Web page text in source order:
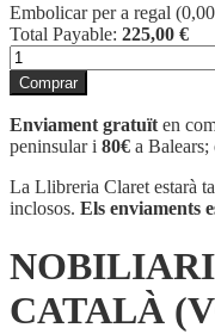
Embolicar per a regal (0,00
Total Payable: 225,00 €
quantitat
de
NOBILIARI
GENERAL
CATALÀ
(VOLUM
2-
B)
Comprar
Enviament gratuït en
peninsular i 80€ a
La Llibreria Claret estarà
inclosos. Els enviaments
CATALÀ